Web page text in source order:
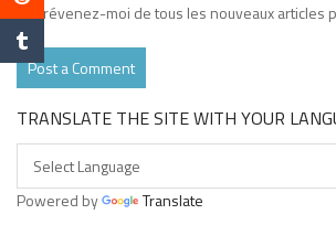
Prévenez-moi de tous les nouveaux articles
TRANSLATE THE SITE WITH YOUR
Powered by Translate